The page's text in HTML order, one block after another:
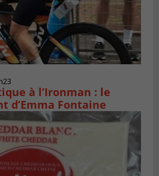
à l’Ironman : le
d’Emma Fontaine